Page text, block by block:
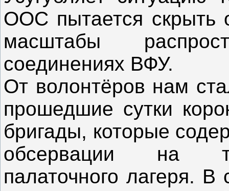
ООС пытается скрыть
масштабы
соединениях ВФУ.
От волонтёров нам
прошедшие сутки
бригады, которые
обсервации на
палаточного лагеря.